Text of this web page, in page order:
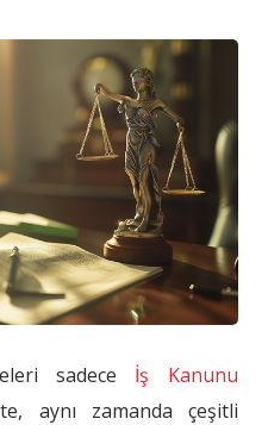
sadece İş Kanunu
aynı zamanda çeşitli